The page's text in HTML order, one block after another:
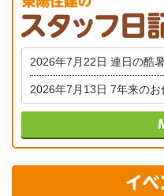
2026年7月22日 連日の酷
2026年7月13日 7年来のお